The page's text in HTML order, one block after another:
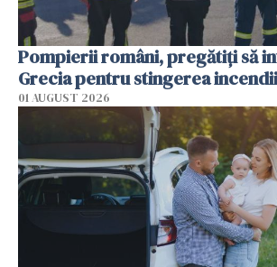
Pompierii români, pregătiţi să
Grecia pentru stingerea
01 AUGUST 2026